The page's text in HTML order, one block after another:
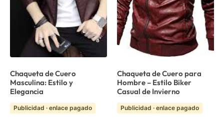
Chaqueta de Cuero
Masculina: Estilo y
Elegancia
Publicidad · enlace pagado
Chaqueta de Cuero para
Hombre – Estilo Biker
Casual de Invierno
Publicidad · enlace pagado